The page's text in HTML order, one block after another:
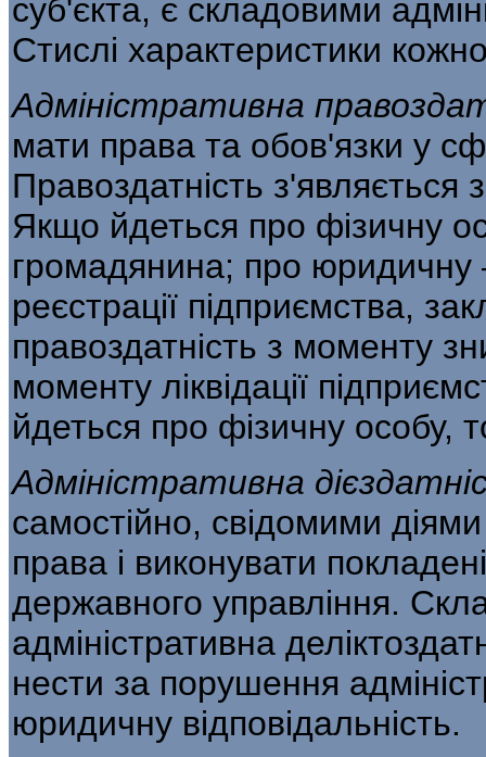
суб'єкта, є складoвими
Стислі характеристики
Адміністративна
мати права та обов'язки у
Правоздатність
Якщо йдеться про фізичну
громадянина; про
реєстрації підприємства,
право­здатність з моменту
моменту ліквідації
йдеться про фізичну особу,
Адміністративна
самостійно, сві­домими
права і виконувати
державного управління.
адміністративна
нести за пору­шення
юридичну відповідальність.